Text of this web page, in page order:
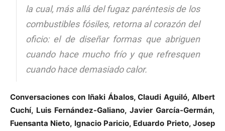
la cual, más allá del fugaz paréntesis de los
combustibles fósiles, retorna al corazón del
oficio: el de diseñar formas que abriguen
cuando hace mucho frío y que refresquen
cuando hace demasiado calor.
Conversaciones con Iñaki Ábalos, Claudi Aguiló, Albert
Cuchí, Luis Fernández-Galiano, Javier García-Germán,
Fuensanta Nieto, Ignacio Paricio, Eduardo Prieto, Josep